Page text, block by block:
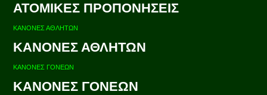
ΑΤΟΜΙΚΕΣ ΠΡΟΠΟΝΗΣΕΙΣ
ΚΑΝΟΝΕΣ ΑΘΛΗΤΩΝ
ΚΑΝΟΝΕΣ ΑΘΛΗΤΩΝ
ΚΑΝΟΝΕΣ ΓΟΝΕΩΝ
ΚΑΝΟΝΕΣ ΓΟΝΕΩΝ